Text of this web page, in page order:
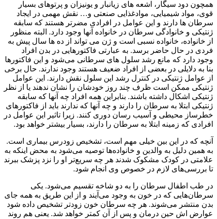
همچون دود سیگار، اشعه های زیانبار و یونیزان و پرتوهای بسیار
قوی، مواد شیمیایی، موادغذایی صنعتی و… نقش مهمی در ایجاد
سرطان ها دارند و این عوامل در افرادی مضرتر هستند که سابقه
ژنتیکی و خانوادگی سرطان در خانواده آنها وجود دارد. البته منظور
از خانواده، خانواده نسبی است و ژن می تواند از ده ها سال پیش به
فردی در حال حاضر برسد. به عبارتی فاکتورهایی در بدن افراد
وجود دارد که مانع رشد سلول های سرطانی می‌شود و این فاکتورها
بنا به دلایلی در بعضی از افراد ضعیف هستند وجود ندارند. حال برخی
از عوامل ژنتیکی در کنترل رشد این سلول نقش دارند. این عوامل
ژنتیکی ممکن است ظرف چند روز خودشان را نشان ندهند یا از نظر
ژنتیکی اشکال داشته باشند. بنابراین همه افراد چه آنها که سابقه
ژنتیکی ابتلا به سرطان را دارند و چه آنها که ندارند باید از فاکتورهای
خطرساز محیطی و آسیب رسان دوری کنند. زیرا تاثیر این عوامل در
افرادی که زمینه ابتلا به سرطان را دارند، بسیار بیشتر خواهد بود.
آنچه که در این بین خیلی مهم است، تشخیص زودرس بیماری است.
به همین دلیل به والدین و خانواده‌ها توصیه می‌شود به محض اینکه به
علامتی در کودک مشکوک شدند هر چه سریع‌تر او را نزد پزشک ببرند
تا بررسی‌های لازم در خصوص وی انجام شود.
در طب اطفال سرطان را به دو شاخه تقسیم می‌شود. یکی
سرطان‌هایی که در خون به وجود می‌آیند و از این طریق به همه جای
بدن منتشر می‌شوند. هر چه سرطان خون زودتر تشخیص داده شود
عوارض اش حین درمان و پس از آن کمتر خواهد شد. یعنی هم روند